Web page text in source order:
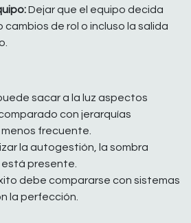
Dejar que el equipo decida
cambios de rol o incluso la salida
sacar a la luz aspectos
con jerarquías
frecuente.
la autogestión, la sombra
está presente.
debe compararse con sistemas
la perfección.